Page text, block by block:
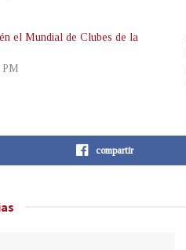
el Mundial de Clubes de la
PM
compartir